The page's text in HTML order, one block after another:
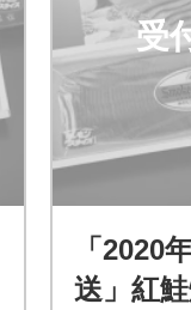
受
「2020
送」紅